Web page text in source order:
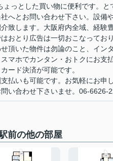
ょっとした買い物に便利です。
へとお問い合わせ下さい。設備
致します。大阪府内全域、経験
おとり広告は一切おこなってお
頂いた物件は勿論のこと、イン
マホでカンタン・おトクにお支
ード決済が可能です。
払いも可能です。お気軽にお申
い合わせ下さいませ。06-6626-
前の他の部屋